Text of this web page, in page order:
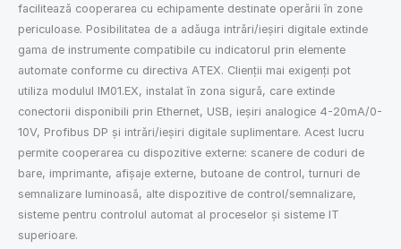
facilitează cooperarea cu echipamente destinate operării în zone
periculoase. Posibilitatea de a adăuga intrări/ieșiri digitale extinde
gama de instrumente compatibile cu indicatorul prin elemente
automate conforme cu directiva ATEX. Clienții mai exigenți pot
utiliza modulul IM01.EX, instalat în zona sigură, care extinde
conectorii disponibili prin Ethernet, USB, ieșiri analogice 4-20mA/0-
10V, Profibus DP și intrări/ieșiri digitale suplimentare. Acest lucru
permite cooperarea cu dispozitive externe: scanere de coduri de
bare, imprimante, afișaje externe, butoane de control, turnuri de
semnalizare luminoasă, alte dispozitive de control/semnalizare,
sisteme pentru controlul automat al proceselor și sisteme IT
superioare.